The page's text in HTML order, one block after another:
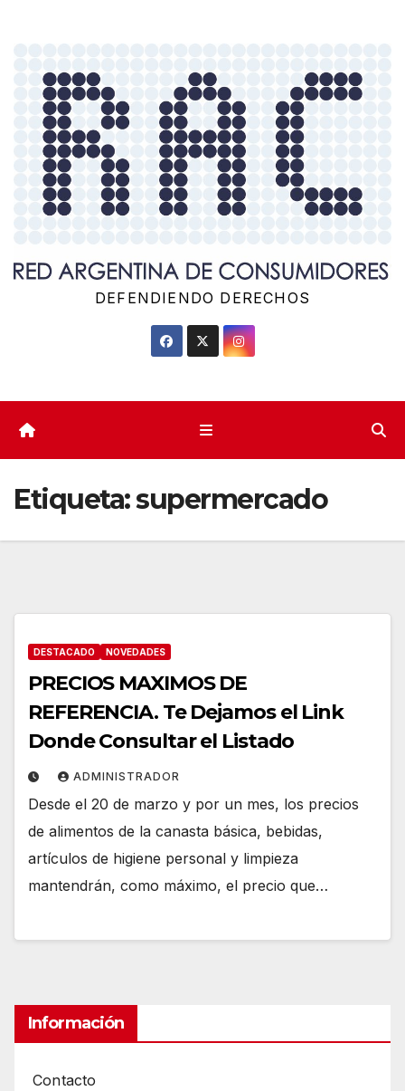
contenido
DEFENDIENDO DERECHOS
Etiqueta:supermercado
DESTACADO NOVEDADES
PRECIOS MAXIMOS DE
REFERENCIA. Te Dejamos el Link
Donde Consultar el Listado
ADMINISTRADOR
Desde el 20 de marzo y por un mes, los precios
de alimentos de la canasta básica, bebidas,
artículos de higiene personal y limpieza
mantendrán, como máximo, el precio que…
Información
Contacto